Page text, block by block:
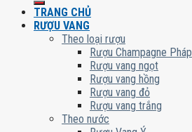
TRANG CHỦ
RƯỢU VANG
Theo loại rượu
Rượu Champagne Pháp
Rượu vang ngọt
Rượu vang hồng
Rượu vang đỏ
Rượu vang trắng
Theo nước